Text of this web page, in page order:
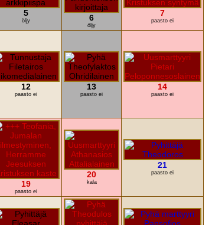
5
öljy 6
öljy
7
paasto ei
12
paasto ei
13
paasto ei
14
paasto ei
19
paasto ei
20
kala
21
paasto ei